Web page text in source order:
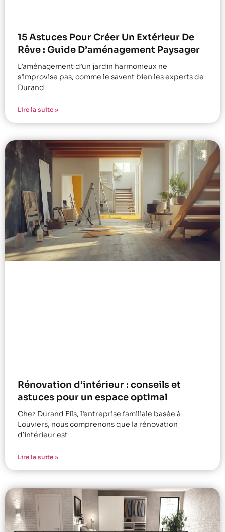
15 Astuces Pour Créer Un Extérieur De
Rêve : Guide D’aménagement Paysager
L’aménagement d’un jardin harmonieux ne
s’improvise pas, comme le savent bien les experts de
Durand
Lire la suite »
Rénovation d’intérieur : conseils et
astuces pour un espace optimal
Chez Durand Fils, l’entreprise familiale basée à
Louviers, nous comprenons que la rénovation
d’intérieur est
Lire la suite »